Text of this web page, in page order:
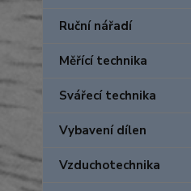
Ruční nářadí
Měřící technika
Svářecí technika
Vybavení dílen
Vzduchotechnika